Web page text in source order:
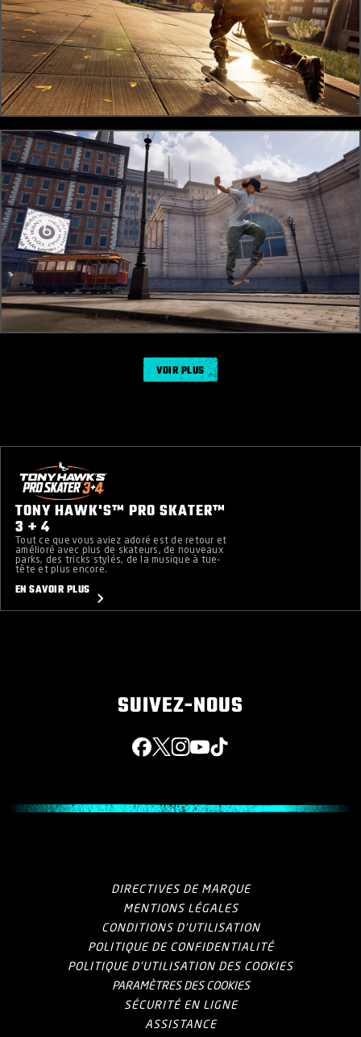
VOIR PLUS
TONY HAWK'S™ PRO SKATER™
3 + 4
Tout ce que vous aviez adoré est de retour et
amélioré avec plus de skateurs, de nouveaux
parks, des tricks stylés, de la musique à tue-
tête et plus encore.
​EN SAVOIR PLUS
SUIVEZ-NOUS
Facebook
X Instagram
YouTube
DIRECTIVES DE MARQUE
MENTIONS LÉGALES
CONDITIONS D'UTILISATION
POLITIQUE DE CONFIDENTIALITÉ
POLITIQUE D'UTILISATION DES COOKIES
PARAMÈTRES DES COOKIES
SÉCURITÉ EN LIGNE
ASSISTANCE